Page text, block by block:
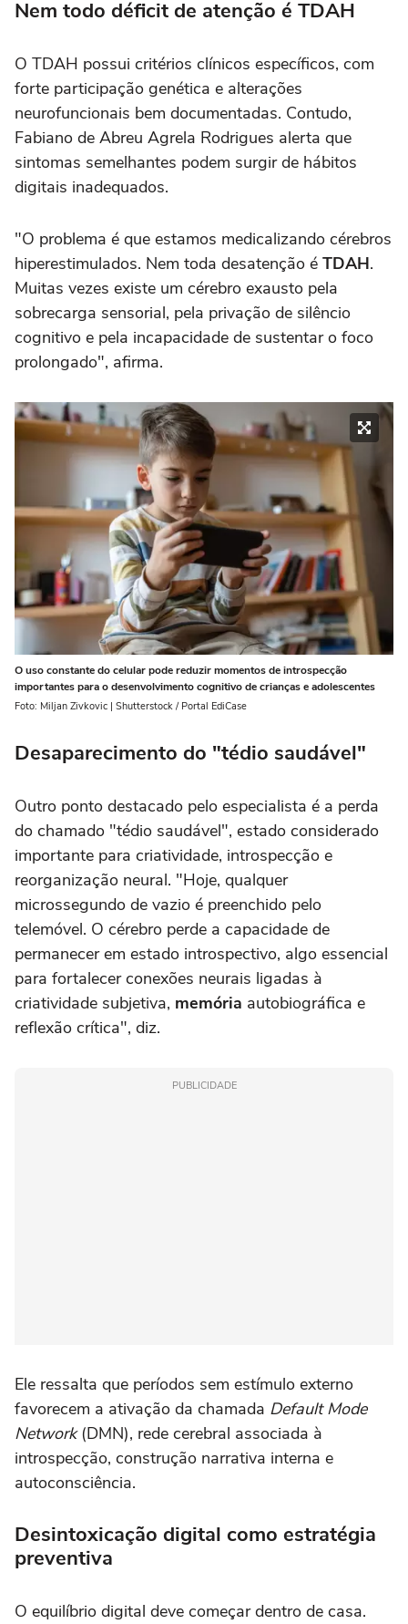
Nem todo déficit de atenção é TDAH
O TDAH possui critérios clínicos específicos, com
forte participação genética e alterações
neurofuncionais bem documentadas. Contudo,
Fabiano de Abreu Agrela Rodrigues alerta que
sintomas semelhantes podem surgir de hábitos
digitais inadequados.
"O problema é que estamos medicalizando cérebros
hiperestimulados. Nem toda desatenção é TDAH.
Muitas vezes existe um cérebro exausto pela
sobrecarga sensorial, pela privação de silêncio
cognitivo e pela incapacidade de sustentar o foco
prolongado", afirma.
O uso constante do celular pode reduzir momentos de introspecção
importantes para o desenvolvimento cognitivo de crianças e adolescentes
Foto: Miljan Zivkovic | Shutterstock / Portal EdiCase
Desaparecimento do "tédio saudável"
Outro ponto destacado pelo especialista é a perda
do chamado "tédio saudável", estado considerado
importante para criatividade, introspecção e
reorganização neural. "Hoje, qualquer
microssegundo de vazio é preenchido pelo
telemóvel. O cérebro perde a capacidade de
permanecer em estado introspectivo, algo essencial
para fortalecer conexões neurais ligadas à
criatividade subjetiva, memória autobiográfica e
reflexão crítica", diz.
PUBLICIDADE
Ele ressalta que períodos sem estímulo externo
favorecem a ativação da chamada Default Mode
Network(DMN), rede cerebral associada à
introspecção, construção narrativa interna e
autoconsciência.
Desintoxicação digital como estratégia
preventiva
O equilíbrio digital deve começar dentro de casa.